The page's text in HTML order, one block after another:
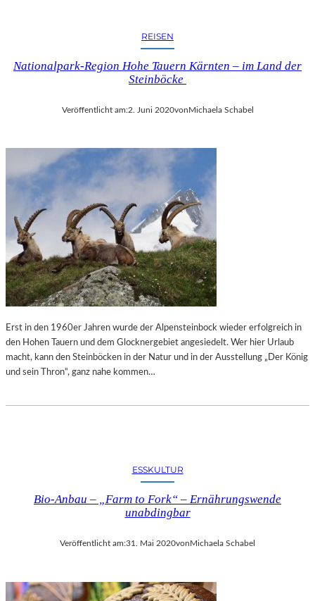
REISEN
Nationalpark-Region Hohe Tauern Kärnten – im Land der
Steinböcke
Veröffentlicht am:2. Juni 2020vonMichaela Schabel
Erst in den 1960er Jahren wurde der Alpensteinbock wieder erfolgreich in
den Hohen Tauern und dem Glocknergebiet angesiedelt. Wer hier Urlaub
macht, kann den Steinböcken in der Natur und in der Ausstellung „Der König
und sein Thron“, ganz nahe kommen…
ESSKULTUR
Bio-Anbau – „Farm to Fork“ – Ernährungswende
unabdingbar
Veröffentlicht am:31. Mai 2020von Michaela Schabel